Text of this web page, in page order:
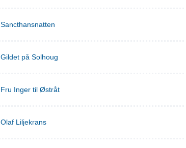
Sancthansnatten
Gildet på Solhoug
Fru Inger til Østråt
Olaf Liljekrans